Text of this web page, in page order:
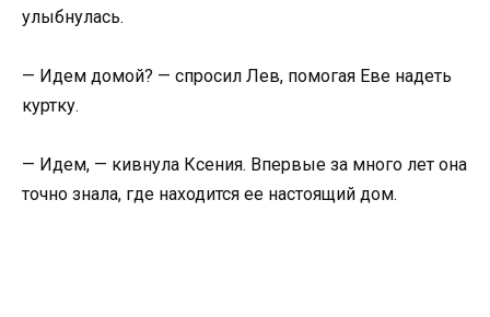
улыбнулась.
— Идем домой? — спросил Лев, помогая Еве надеть
куртку.
— Идем, — кивнула Ксения. Впервые за много лет она
точно знала, где находится ее настоящий дом.